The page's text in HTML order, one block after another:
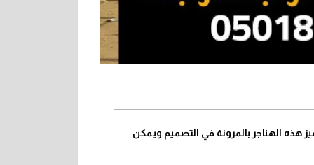
الهناجر بالمرونة في التصميم ويمكن